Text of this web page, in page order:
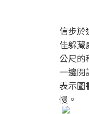
信步於
佳躲藏
公尺的
一邊閱
表示圖
慢。